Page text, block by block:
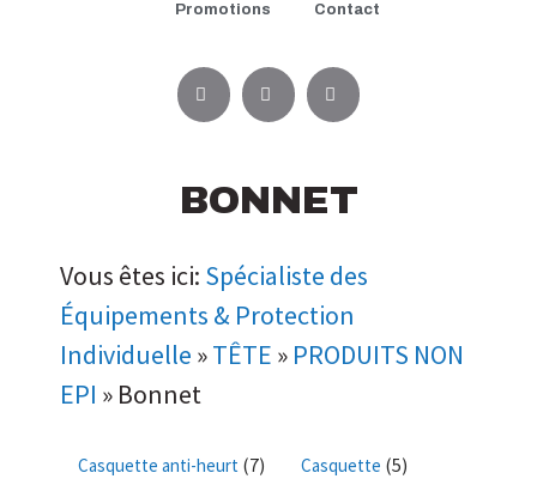
Promotions Contact
BONNET
Vous êtes ici: Spécialiste des
Équipements & Protection
Individuelle »TÊTE » PRODUITS NON
EPI » Bonnet
Casquette anti-heurt (7) Casquette (5)